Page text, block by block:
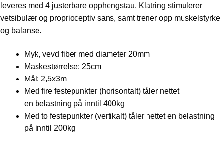
leveres med 4 justerbare opphengstau. Klatring stimulerer
vetsibulær og proprioceptiv sans, samt trener opp muskelstyrke
og balanse.
Myk, vevd fiber med diameter 20mm
Maskestørrelse: 25cm
Mål: 2,5x3m
Med fire festepunkter (horisontalt) tåler nettet
en belastning på inntil 400kg
Med to festepunkter (vertikalt) tåler nettet en belastning
på inntil 200kg